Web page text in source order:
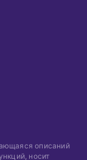
описаний
носит